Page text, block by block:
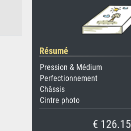
Résumé
Pression & Médium
Perfectionnement
Châssis
Cintre photo
€ 126.15